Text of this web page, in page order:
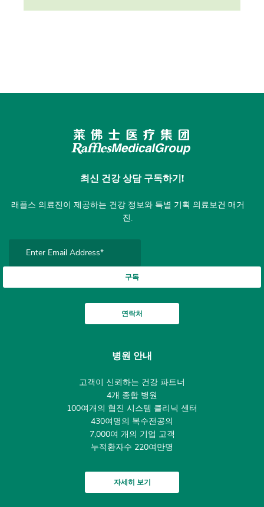
최신 건강 상담 구독하기!
래플스 의료진이 제공하는 건강 정보와 특별 기획 의료보건 매거
진.
구독
연락처
병원 안내
고객이 신뢰하는 건강 파트너
4개 종합 병원
100여개의 협진 시스템 클리닉 센터
430여명의 복수전공의
7,000여 개의 기업 고객
누적환자수 220여만명
자세히 보기